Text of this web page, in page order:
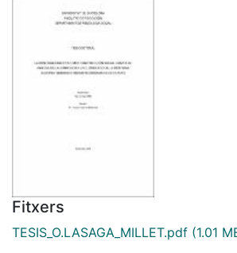
Fitxers
TESIS_O.LASAGA_MILLET.pdf (1.01